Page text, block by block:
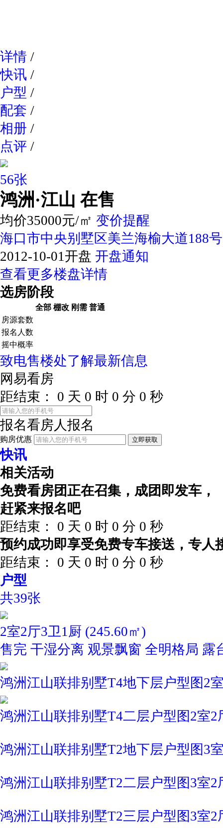
详情 /
快讯 /
户型 /
配套 /
相册 /
点评 /
56张
鸿洲·江山 在售
均价35000元/㎡ 变价提醒
海口市中央别墅区美兰海榆大道188号
2012-10-01开盘 开盘通知
查看更多楼盘详情
选房阶段
全部 棚改 刚需 普通
房源套数
报名人数
摇中概率
致电售楼处了解最新信息
网易看房
距结束：
0 天 0 时 0 分 0 秒
报名看房人报名
购房优惠 立即获取
快讯
相关活动
免费看房团正在召集，成团即发车，
赶紧来报名吧
距结束：
0 天 0 时 0 分 0 秒
预约成功即享受免费专车接送，专人
距结束：
0 天 0 时 0 分 0 秒
户型
共39张
2室2厅3卫1厨 (245.60㎡)
售完 干湿分离 观景飘窗 全明格局 露
鸿洲江山联排别墅T4地下层户型图2
鸿洲江山联排别墅T4二层户型图2室2
鸿洲江山联排别墅T2地下层户型图3
鸿洲江山联排别墅T2二层户型图3室2
鸿洲江山联排别墅T2三层户型图3室2